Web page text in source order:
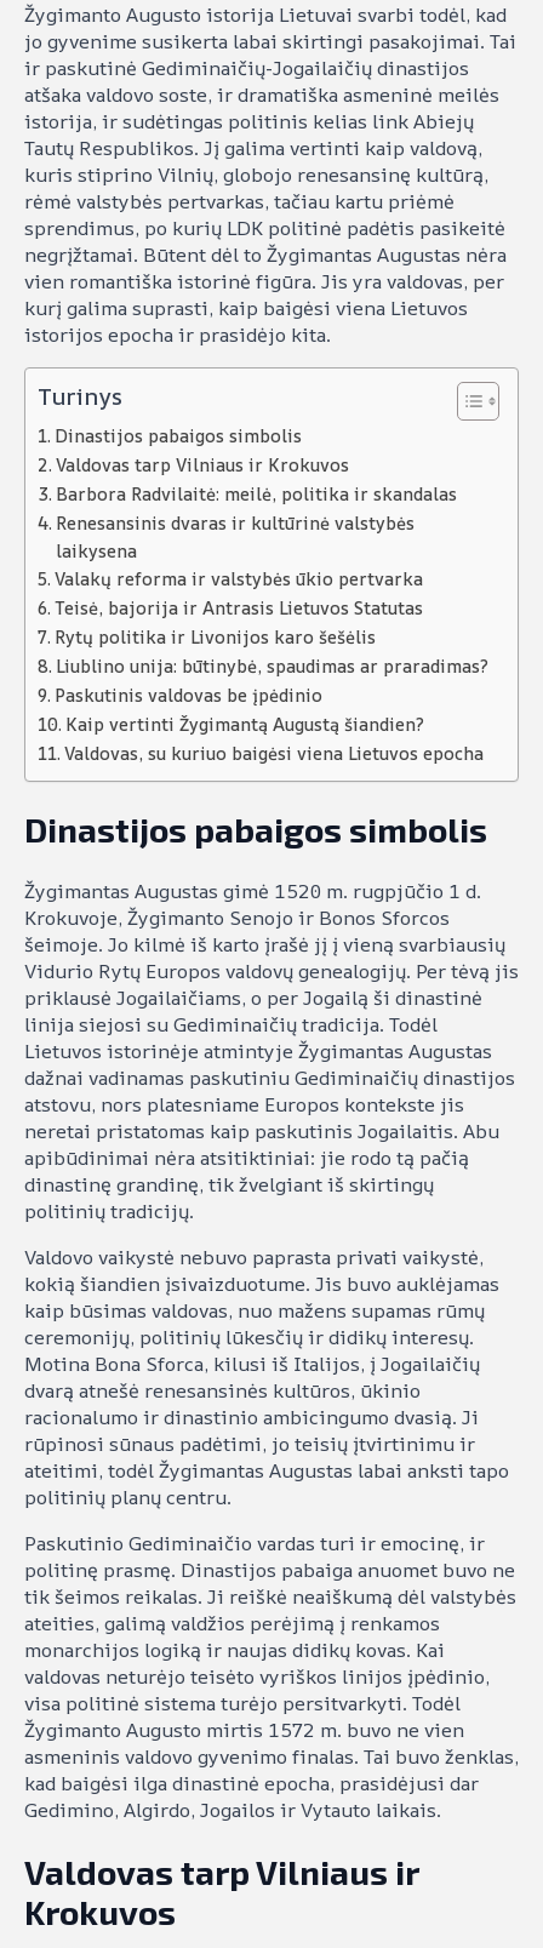
Žygimanto Augusto istorija Lietuvai svarbi todėl, kad
jo gyvenime susikerta labai skirtingi pasakojimai. Tai
ir paskutinė Gediminaičių-Jogailaičių dinastijos
atšaka valdovo soste, ir dramatiška asmeninė meilės
istorija, ir sudėtingas politinis kelias link Abiejų
Tautų Respublikos. Jį galima vertinti kaip valdovą,
kuris stiprino Vilnių, globojo renesansinę kultūrą,
rėmė valstybės pertvarkas, tačiau kartu priėmė
sprendimus, po kurių LDK politinė padėtis pasikeitė
negrįžtamai. Būtent dėl to Žygimantas Augustas nėra
vien romantiška istorinė figūra. Jis yra valdovas, per
kurį galima suprasti, kaip baigėsi viena Lietuvos
istorijos epocha ir prasidėjo kita.
Turinys
Dinastijos pabaigos simbolis
Valdovas tarp Vilniaus ir Krokuvos
Barbora Radvilaitė: meilė, politika ir skandalas
Renesansinis dvaras ir kultūrinė valstybės
laikysena
Valakų reforma ir valstybės ūkio pertvarka
Teisė, bajorija ir Antrasis Lietuvos Statutas
Rytų politika ir Livonijos karo šešėlis
Liublino unija: būtinybė, spaudimas ar praradimas?
Paskutinis valdovas be įpėdinio
Kaip vertinti Žygimantą Augustą šiandien?
Valdovas, su kuriuo baigėsi viena Lietuvos epocha
Dinastijos pabaigos simbolis
Žygimantas Augustas gimė 1520 m. rugpjūčio 1 d.
Krokuvoje, Žygimanto Senojo ir Bonos Sforcos
šeimoje. Jo kilmė iš karto įrašė jį į vieną svarbiausių
Vidurio Rytų Europos valdovų genealogijų. Per tėvą jis
priklausė Jogailaičiams, o per Jogailą ši dinastinė
linija siejosi su Gediminaičių tradicija. Todėl
Lietuvos istorinėje atmintyje Žygimantas Augustas
dažnai vadinamas paskutiniu Gediminaičių dinastijos
atstovu, nors platesniame Europos kontekste jis
neretai pristatomas kaip paskutinis Jogailaitis. Abu
apibūdinimai nėra atsitiktiniai: jie rodo tą pačią
dinastinę grandinę, tik žvelgiant iš skirtingų
politinių tradicijų.
Valdovo vaikystė nebuvo paprasta privati vaikystė,
kokią šiandien įsivaizduotume. Jis buvo auklėjamas
kaip būsimas valdovas, nuo mažens supamas rūmų
ceremonijų, politinių lūkesčių ir didikų interesų.
Motina Bona Sforca, kilusi iš Italijos, į Jogailaičių
dvarą atnešė renesansinės kultūros, ūkinio
racionalumo ir dinastinio ambicingumo dvasią. Ji
rūpinosi sūnaus padėtimi, jo teisių įtvirtinimu ir
ateitimi, todėl Žygimantas Augustas labai anksti tapo
politinių planų centru.
Paskutinio Gediminaičio vardas turi ir emocinę, ir
politinę prasmę. Dinastijos pabaiga anuomet buvo ne
tik šeimos reikalas. Ji reiškė neaiškumą dėl valstybės
ateities, galimą valdžios perėjimą į renkamos
monarchijos logiką ir naujas didikų kovas. Kai
valdovas neturėjo teisėto vyriškos linijos įpėdinio,
visa politinė sistema turėjo persitvarkyti. Todėl
Žygimanto Augusto mirtis 1572 m. buvo ne vien
asmeninis valdovo gyvenimo finalas. Tai buvo ženklas,
kad baigėsi ilga dinastinė epocha, prasidėjusi dar
Gedimino, Algirdo, Jogailos ir Vytauto laikais.
Valdovas tarp Vilniaus ir
Krokuvos